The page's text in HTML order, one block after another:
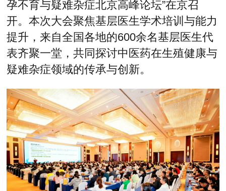
孕不育与疑难杂症北京高峰论坛”在京召
开。本次大会聚焦基层医生学术培训与能力
提升，来自全国各地的600余名基层医生代
表齐聚一堂，共同探讨中医药在生殖健康与
疑难杂症领域的传承与创新。